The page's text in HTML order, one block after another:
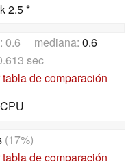
2.5 *
0.6 mediana: 0.6
sec
tabla de comparación
(17%)
tabla de comparación